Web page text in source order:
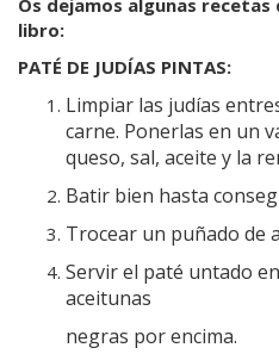
Os dejamos algunas recetas
libro:
PATÉ DE JUDÍAS PINTAS:
Limpiar las judías
carne. Ponerlas en un
queso, sal, aceite y la
Batir bien hasta
Trocear un puñado de
Servir el paté untado
aceitunas
negras por encima.